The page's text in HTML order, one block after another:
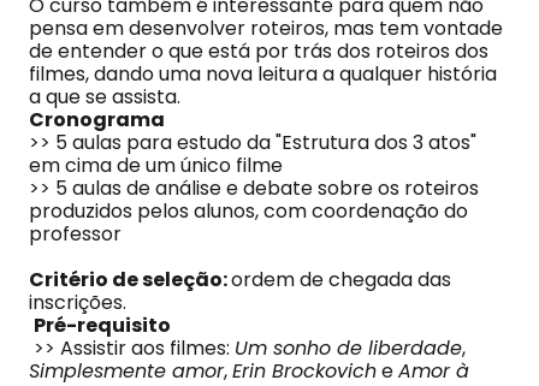
pensa em desenvolver roteiros, mas tem vontade
de entender o que está por trás dos roteiros dos
filmes, dando uma nova leitura a qualquer história
a que se assista.
Cronograma
>> 5 aulas para estudo da "Estrutura dos 3 atos"
em cima de um único filme
>> 5 aulas de análise e debate sobre os roteiros
produzidos pelos alunos, com coordenação do
professor
Critério de seleção:ordem de chegada das
inscrições.
Pré-requisito
>> Assistir aos filmes: Um sonho de liberdade,
Simplesmente amor,Erin BrockovicheAmor à